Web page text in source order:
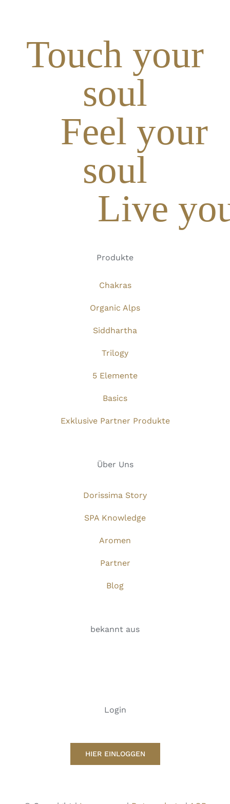
Touch your
soul
Feel your
soul
Live
Produkte
Chakras
Organic Alps
Siddhartha
Trilogy
5 Elemente
Basics
Exklusive Partner Produkte
Über Uns
Dorissima Story
SPA Knowledge
Aromen
Partner
Blog
bekannt aus
Login
HIER EINLOGGEN